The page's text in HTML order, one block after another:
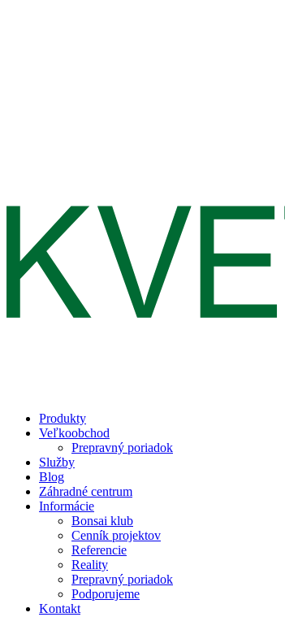
Produkty
Veľkoobchod
Prepravný poriadok
Služby
Blog
Záhradné centrum
Informácie
Bonsai klub
Cenník projektov
Referencie
Reality
Prepravný poriadok
Podporujeme
Kontakt